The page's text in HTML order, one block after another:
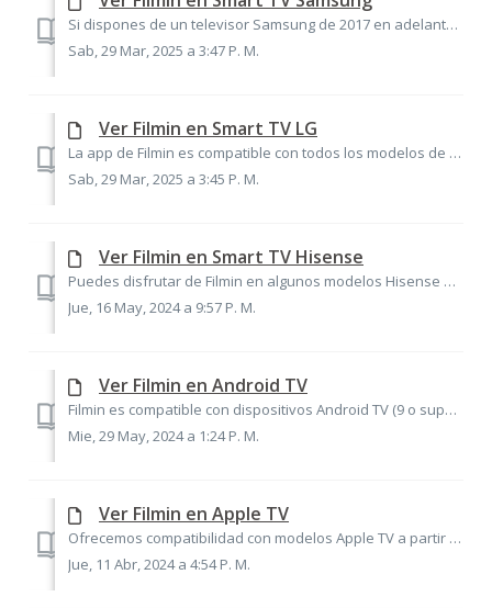
Si dispones de un televisor Samsung de 2017 en adelante, podrás disfrutar de Filmin desde la aplicación. Para descargar nuestra aplicación gratuita sólo deb...
Sab, 29 Mar, 2025 a 3:47 P. M.
Ver Filmin en Smart TV LG
La app de Filmin es compatible con todos los modelos de LG a partir del 2016. Para descargar nuestra aplicación gratuita sólo debes ir a LG Content Store, b...
Sab, 29 Mar, 2025 a 3:45 P. M.
Ver Filmin en Smart TV Hisense
Puedes disfrutar de Filmin en algunos modelos Hisense de 2018 o más recientes con los sistemas operativos VIDAA 2.5, VIDAA 4.0 y posteriores. Para descarga...
Jue, 16 May, 2024 a 9:57 P. M.
Ver Filmin en Android TV
Filmin es compatible con dispositivos Android TV (9 o superior) de las principales marcas. Solo deberás dirigirte a Google Play y buscar la app de Filmin u...
Mie, 29 May, 2024 a 1:24 P. M.
Ver Filmin en Apple TV
Ofrecemos compatibilidad con modelos Apple TV a partir de su 4a generación (2015) y AppleTV 4K. Para instalar la aplicación deberás dirigirte al Apple Stor...
Jue, 11 Abr, 2024 a 4:54 P. M.